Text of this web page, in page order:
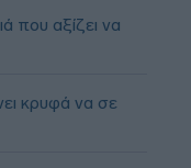
που αξίζει να
κρυφά να σε